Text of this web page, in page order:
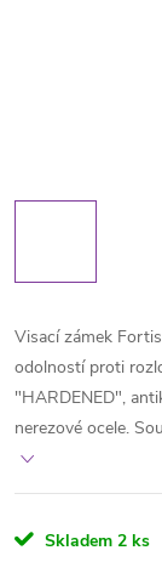
Visací zámek Fortis
odolností proti
"HARDENED",
nerezové ocele.
Skladem 2 ks